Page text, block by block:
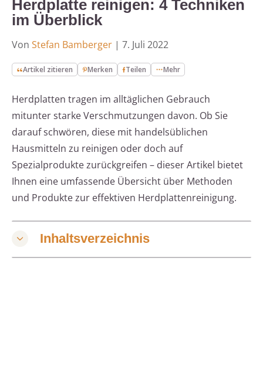
Herdplatte reinigen: 4 Techniken
im Überblick
Von Stefan Bamberger | 7. Juli 2022
Artikel zitieren Merken Teilen Mehr
Herdplatten tragen im alltäglichen Gebrauch
mitunter starke Verschmutzungen davon. Ob Sie
darauf schwören, diese mit handelsüblichen
Hausmitteln zu reinigen oder doch auf
Spezialprodukte zurückgreifen – dieser Artikel bietet
Ihnen eine umfassende Übersicht über Methoden
und Produkte zur effektiven Herdplattenreinigung.
Inhaltsverzeichnis